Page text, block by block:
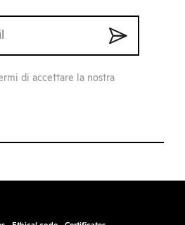
di accettare la nostra